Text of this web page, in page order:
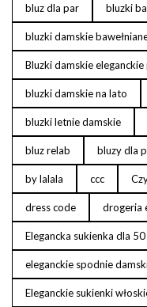
bluz dla par bluzki
bluzki damskie
Bluzki damskie
bluzki damskie na lato
bluzki letnie damskie
bluz relab bluzy dla
by lalala ccc
dress code drogeria
Elegancka sukienka dla
eleganckie spodnie
Eleganckie sukienki